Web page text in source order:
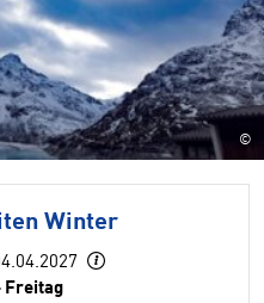
©
Winter
Freitag